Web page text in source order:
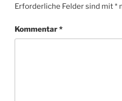
Erforderliche Felder sind mit*
Kommentar*